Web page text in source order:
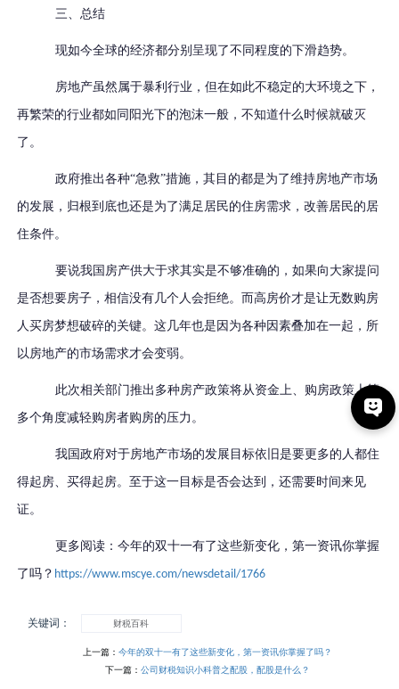
三、总结
现如今全球的经济都分别呈现了不同程度的下滑趋势。
房地产虽然属于暴利行业，但在如此不稳定的大环境之下，
再繁荣的行业都如同阳光下的泡沫一般，不知道什么时候就破灭
了。
政府推出各种“急救”措施，其目的都是为了维持房地产市场
的发展， 归根到底也还是为了满足居民的住房需求，改善居民的居
住条件。
要说我国房产供大于求其实是不够准确的，如果向大家提问
是否想要房子，相信没有几个人会拒绝。 而高房价才是让无数购房
人买房梦想破碎的关键。这几年也是因为各种因素叠加在一起，所
以房地产的市场需求才会变弱。
此次相关部门推出多种房产政策将从资金上、购房政策上等
多个角度减轻购房者购房的压力。
我国政府对于房地产市场的发展目标依旧是要更多的人都住
得起房、买得起房。至于这一目标是否会达到，还需要时间来见
证。
更多阅读：今年的双十一有了这些新变化，第一资讯你掌握
了吗？ https://www.mscye.com/newsdetail/1766
关键词： 财税百科
上一篇： 今年的双十一有了这些新变化，第一资讯你掌握了吗？
下一篇： 公司财税知识小科普之配股，配股是什么？